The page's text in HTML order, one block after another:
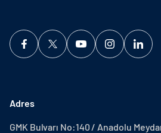
Adres
GMK Bulvarı No:140 / Anadolu